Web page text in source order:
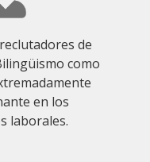
de
como
en los
laborales.